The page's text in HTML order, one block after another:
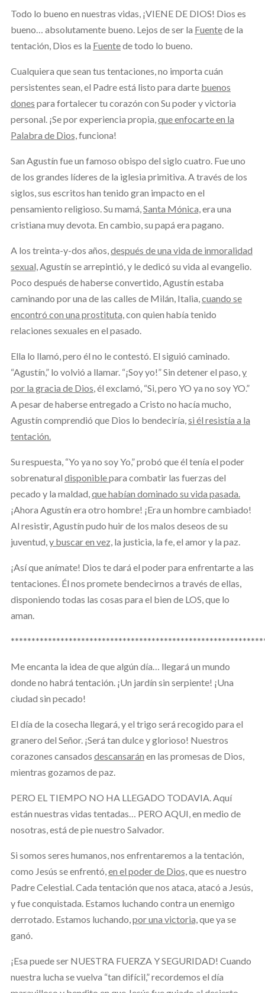
Todo lo bueno en nuestras vidas, ¡VIENE DE DIOS! Dios es
bueno… absolutamente bueno. Lejos de ser la Fuentede la
tentación, Dios es la Fuentede todo lo bueno.
Cualquiera que sean tus tentaciones, no importa cuán
persistentes sean, el Padre está listo para darte buenos
dones para fortalecer tu corazón con Su poder y victoria
personal. ¡Se por experiencia propia,que enfocarte en la
Palabra de Dios,funciona!
San Agustín fue un famoso obispo del siglo cuatro. Fue uno
de los grandes líderes de la iglesia primitiva. A través de los
siglos, sus escritos han tenido gran impacto en el
pensamiento religioso. Su mamá,Santa Mónica,era una
cristiana muy devota. En cambio, su papá era pagano.
A los treinta-y-dos años,después de una vida de inmoralidad
sexual,Agustín se arrepintió, y le dedicó su vida al evangelio.
Poco después de haberse convertido, Agustín estaba
caminando por una de las calles de Milán, Italia,cuando se
encontró con una prostituta,con quien había tenido
relaciones sexuales en el pasado.
Ella lo llamó, pero él no le contestó. El siguió caminado.
“Agustín,” lo volvió a llamar. “¡Soy yo!” Sin detener el paso,y
por la gracia de Dios, él exclamó, “Si, pero YO ya no soy YO.”
A pesar de haberse entregado a Cristo no hacía mucho,
Agustín comprendió que Dios lo bendeciría,si él resistía a la
tentación.
Su respuesta, “Yo ya no soy Yo,” probó que él tenía el poder
sobrenatural disponiblepara combatir las fuerzas del
pecado y la maldad,que habían dominado su vida pasada.
¡Ahora Agustín era otro hombre! ¡Era un hombre cambiado!
Al resistir, Agustín pudo huir de los malos deseos de su
juventud,y buscar en vez,la justicia, la fe, el amor y la paz.
¡Así que anímate! Dios te dará el poder para enfrentarte a las
tentaciones. Él nos promete bendecirnos a través de ellas,
disponiendo todas las cosas para el bien de LOS, que lo
aman.
Me encanta la idea de que algún día… llegará un mundo
donde no habrá tentación. ¡Un jardín sin serpiente! ¡Una
ciudad sin pecado!
El día de la cosecha llegará, y el trigo será recogido para el
granero del Señor. ¡Será tan dulce y glorioso! Nuestros
corazones cansados descansarán en las promesas de Dios,
mientras gozamos de paz.
PERO EL TIEMPO NO HA LLEGADO TODAVIA. Aquí
están nuestras vidas tentadas… PERO AQUI, en medio de
nosotras, está de pie nuestro Salvador.
Si somos seres humanos, nos enfrentaremos a la tentación,
como Jesús se enfrentó,en el poder de Dios,que es nuestro
Padre Celestial. Cada tentación que nos ataca, atacó a Jesús,
y fue conquistada. Estamos luchando contra un enemigo
derrotado. Estamos luchando,por una victoria,que ya se
ganó.
¡Esa puede ser NUESTRA FUERZA Y SEGURIDAD! Cuando
nuestra lucha se vuelva “tan difícil,” recordemos el día